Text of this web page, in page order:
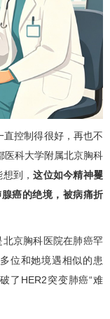
控制得很好，再也不
医科大学附属北京胸科
想到，这位如今精神矍
癌的绝境，被病痛折
京胸科医院在肺癌罕
位和她境遇相似的患
了HER2突变肺癌“难